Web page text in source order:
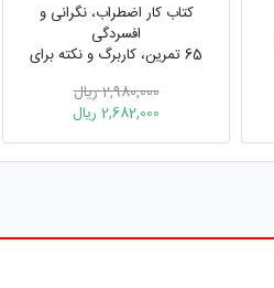
کتاب کار اضطراب، نگرانی و
افسردگی
65 تمرین، کاربرگ و نکته برای
احساس بهتر
2,980,000 ریال
2,682,000 ریال